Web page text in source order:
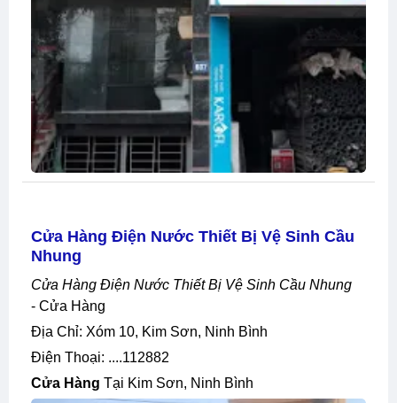
Cửa Hàng Điện Nước Thiết Bị Vệ Sinh Cầu
Nhung
Cửa Hàng Điện Nước Thiết Bị Vệ Sinh Cầu Nhung
- Cửa Hàng
Địa Chỉ: Xóm 10, Kim Sơn, Ninh Bình
Điện Thoại: ....112882
Cửa Hàng Tại Kim Sơn, Ninh Bình